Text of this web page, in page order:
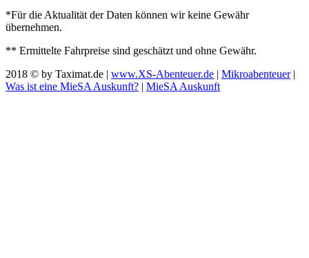
*Für die Aktualität der Daten können wir keine Gewähr
übernehmen.
** Ermittelte Fahrpreise sind geschätzt und ohne Gewähr.
2018 © by Taximat.de | www.XS-Abenteuer.de Mikroabenteuer|
Was ist eine MieSA Auskunft?
MieSA Auskunft